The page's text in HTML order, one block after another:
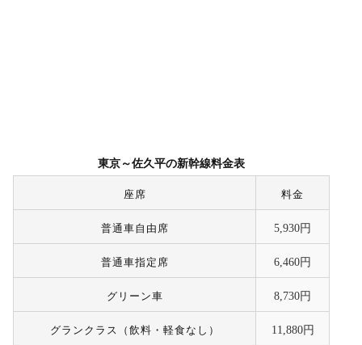
東京～佐久平の新幹線料金表
座席 料金
普通車自由席 5,930円
普通車指定席 6,460円
グリーン車 8,730円
グランクラス（飲料・軽食なし） 11,880円